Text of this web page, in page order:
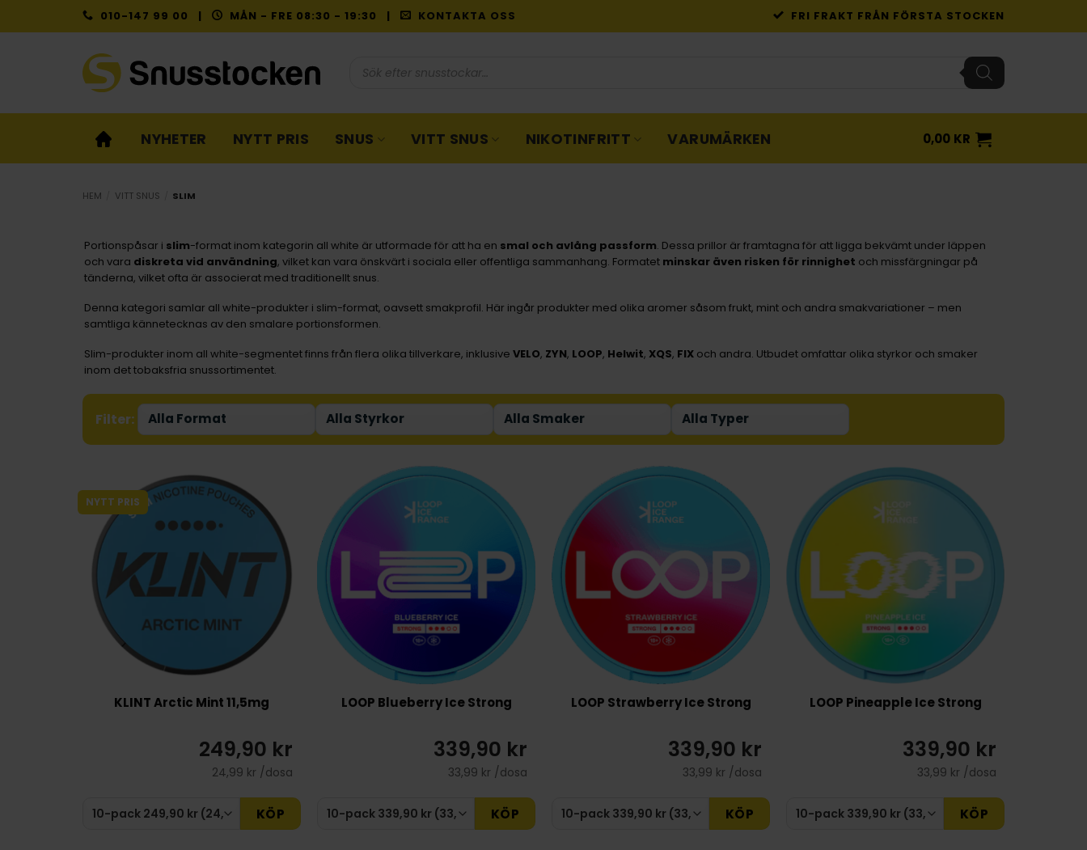
to
010-147 99 00 | MÅN - FRE 08:30 - 19:30 | KONTAKTA OSS FRI FRAKT FRÅN FÖRSTA STOCKEN
NYHETER NYTT PRIS SNUS VITT SNUS NIKOTINFRITT VARUMÄRKEN 0,00 KR
HEM VITT SNUS SLIM
Portionspåsar i slim-format inom kategorin all white är utformade för att ha en smal och avlång passform. Dessa prillor är framtagna för att ligga bekvämt under läppen
och vara diskreta vid användning, vilket kan vara önskvärt i sociala eller offentliga sammanhang. Formatet minskar även risken för rinnighet och missfärgningar på
tänderna, vilket ofta är associerat med traditionellt snus.
Denna kategori samlar all white-produkter i slim-format, oavsett smakprofil. Här ingår produkter med olika aromer såsom frukt, mint och andra smakvariationer – men
samtliga kännetecknas av den smalare portionsformen.
Slim-produkter inom all white-segmentet finns från flera olika tillverkare, inklusive VELO, ZYN, LOOP, Helwit, XQS, FIX och andra. Utbudet omfattar olika styrkor och smaker
inom det tobaksfria snussortimentet.
Filter:
NYTT PRIS
KLINT Arctic Mint 11,5mg
249,90 kr
24,99 kr /dosa
KÖP
LOOP Blueberry Ice Strong
339,90 kr
33,99 kr /dosa
KÖP
LOOP Strawberry Ice Strong
339,90 kr
33,99 kr /dosa
KÖP
LOOP Pineapple Ice Strong
339,90 kr
33,99 kr /dosa
KÖP